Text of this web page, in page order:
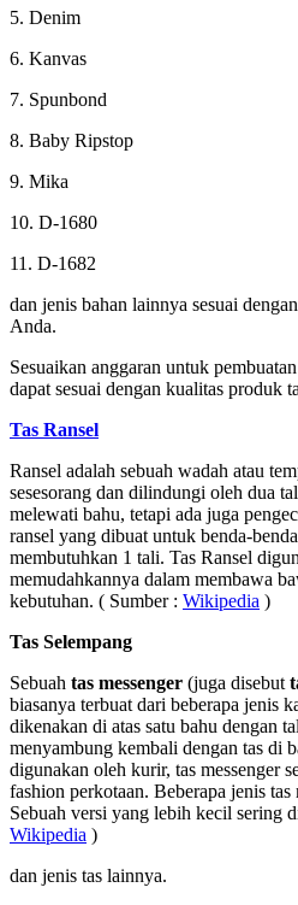
5. Denim
6. Kanvas
7. Spunbond
8. Baby Ripstop
9. Mika
10. D-1680
11. D-1682
dan jenis bahan lainnya sesuai
Anda.
Sesuaikan anggaran untuk
dapat sesuai dengan kualitas produk
Tas Ransel
Ransel adalah sebuah wadah atau
sesesorang dan dilindungi oleh dua
melewati bahu, tetapi ada juga
ransel yang dibuat untuk benda-
membutuhkan 1 tali. Tas Ransel
memudahkannya dalam membawa
kebutuhan. ( Sumber : Wikipedia )
Tas Selempang
Sebuah tas messenger (juga disebut
biasanya terbuat dari beberapa jenis
dikenakan di atas satu bahu dengan
menyambung kembali dengan tas di
digunakan oleh kurir, tas messenger
fashion perkotaan. Beberapa jenis tas
Sebuah versi yang lebih kecil sering
Wikipedia )
dan jenis tas lainnya.